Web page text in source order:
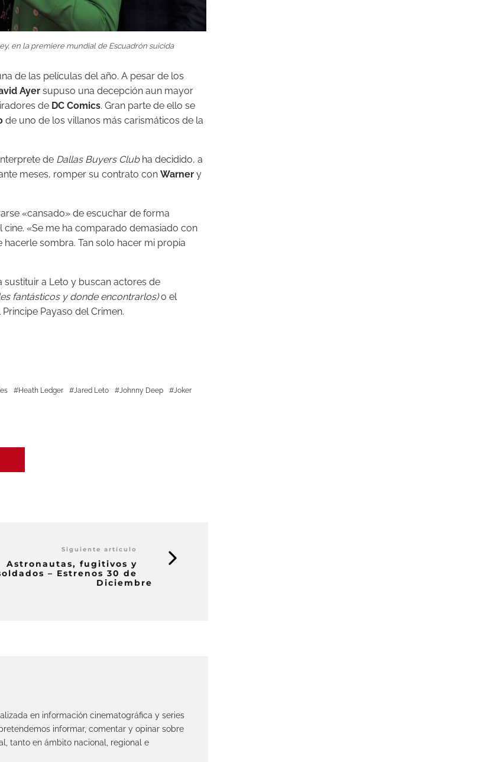
en la premiere mundial de Escuadrón suicida
de las películas del año. A pesar de los
Ayer supuso una decepción aun mayor
de DC Comics. Gran parte de ello se
de uno de los villanos más carismáticos de la
de Dallas Buyers Clubha decidido, a
meses, romper su contrato con Warner y
«cansado» de escuchar de forma
«Se me ha comparado demasiado con
sombra. Tan solo hacer mi propia
a Leto y buscan actores de
fantásticos y donde encontrarlos)o el
Payaso del Crimen.
Heath Ledger Jared Leto Johnny Deep
Joker
Siguiente artículo
Astronautas, fugitivos y
– Estrenos 30 de
Diciembre
en información cinematográfica y series
informar, comentar y opinar sobre
tanto en ámbito nacional, regional e